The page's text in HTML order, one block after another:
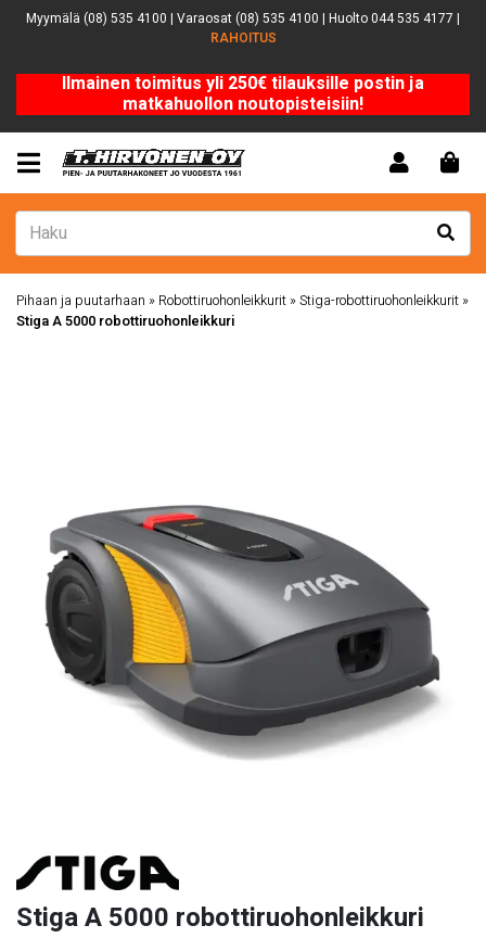
Myymälä (08) 535 4100 | Varaosat (08) 535 4100 | Huolto 044 535 4177 |
RAHOITUS
Ilmainen toimitus yli 250€ tilauksille postin ja
matkahuollon noutopisteisiin!
Pihaan ja puutarhaan » Robottiruohonleikkurit »Stiga-robottiruohonleikkurit »
Stiga A 5000 robottiruohonleikkuri
Stiga A 5000 robottiruohonleikkuri